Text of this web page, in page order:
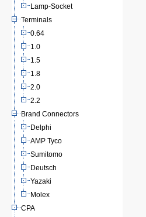
Lamp-Socket
Terminals
0.64
1.0
1.5
1.8
2.0
2.2
Brand Connectors
Delphi
AMP Tyco
Sumitomo
Deutsch
Yazaki
Molex
CPA